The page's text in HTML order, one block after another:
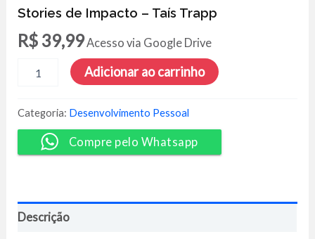
Stories de Impacto – Taís Trapp
R$ 39,99Acesso via Google Drive
-
Taís
Trapp
quantidade
Adicionar ao carrinho
Categoria: Desenvolvimento Pessoal
Compre pelo Whatsapp
Descrição